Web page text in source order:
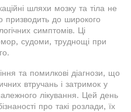
шляхи мозку та тіла не
до широкого
симптомів. Ці
судоми, труднощі при
та помилкові діагнози, що
втручань і затримок у
лікування. Цей день
про такі розлади, їх